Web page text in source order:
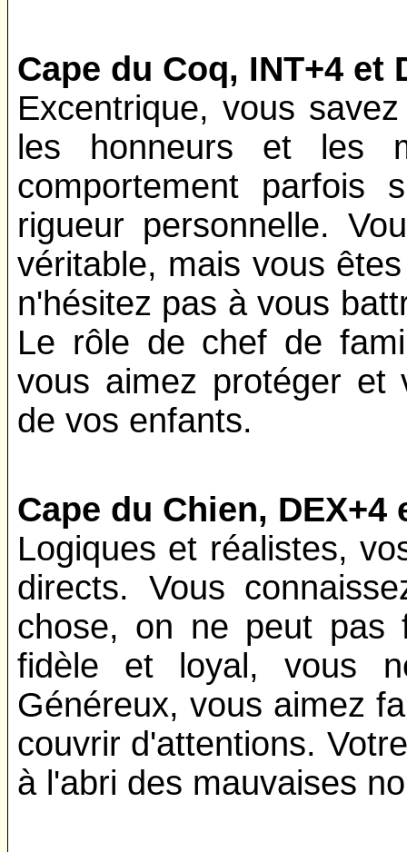
Cape du Coq, INT+4 et
Excentrique, vous
les honneurs et les
comportement parfois
rigueur personnelle.
véritable, mais vous
n'hésitez pas à vous
Le rôle de chef de
vous aimez protéger et
de vos enfants.
Cape du Chien, DEX+4
Logiques et réalistes,
directs. Vous
chose, on ne peut pas
fidèle et loyal, vous
Généreux, vous aimez
couvrir d'attentions.
à l'abri des mauvaises